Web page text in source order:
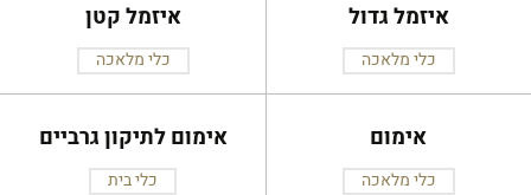
איזמל גדול
כלי מלאכה
איזמל קטן
כלי מלאכה
אימום
כלי מלאכה
אימום לתיקון גרביים
כלי בית